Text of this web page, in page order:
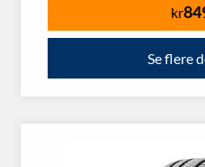
kr
Se flere